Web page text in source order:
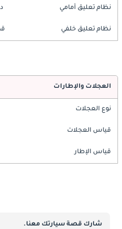
نظام تعليق أمامي
نظام تعليق خلفي
العجلات والإطارات
نوع العجلات
قياس العجلات
قياس الإطار
شارك قصة سيارتك معنا.